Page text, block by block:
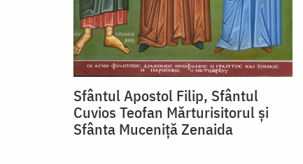
Sfântul Apostol Filip, Sfântul
Cuvios Teofan Mărturisitorul și
Sfânta Muceniță Zenaida